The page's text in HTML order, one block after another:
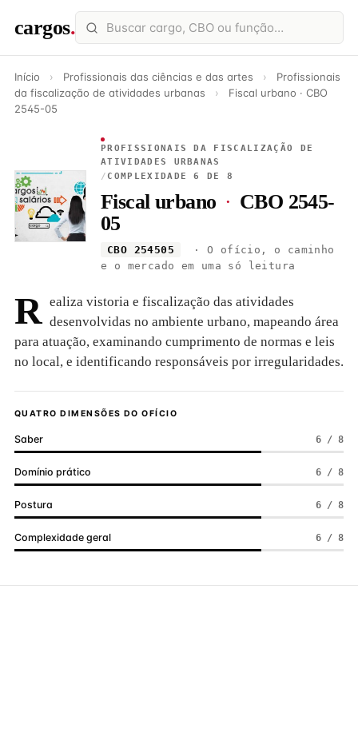
cargos.
Início › Profissionais das ciências e das artes ›
Profissionais
da fiscalização de atividades urbanas
›
Fiscal urbano · CBO
2545-05
PROFISSIONAIS DA FISCALIZAÇÃO DE
ATIVIDADES URBANAS
/ COMPLEXIDADE 6 DE 8
Fiscal urbano · CBO 2545-
05
CBO 254505
· O ofício, o caminho
e o mercado em uma só leitura
R ealiza vistoria e fiscalização das atividades
desenvolvidas no ambiente urbano, mapeando área
para atuação, examinando cumprimento de normas e leis
no local, e identificando responsáveis por irregularidades.
QUATRO DIMENSÕES DO OFÍCIO
Saber 6 / 8
Domínio prático 6 / 8
Postura 6 / 8
Complexidade geral 6 / 8